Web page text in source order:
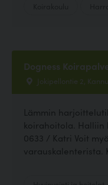
Dogness
Jokipellontie 2,
Lämmin
koirahoitola.
0633 / Katri Voit
varauskalenterista.